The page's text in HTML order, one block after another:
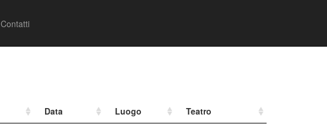
Contatti
Data Luogo
Teatro